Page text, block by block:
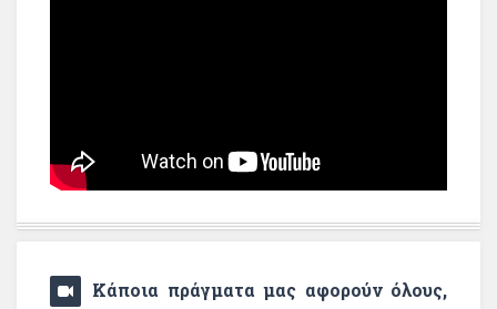
Κάποια πράγματα μας αφορούν όλους,